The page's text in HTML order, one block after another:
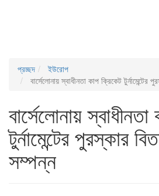
প্রচ্ছদ
ইউরোপ
বার্সেলোনায় স্বাধীনতা কাপ ক্রিকেট টুর্নামেন্টের
বার্সেলোনায়
টুর্নামেন্টের পুরস্কার
সম্পন্ন